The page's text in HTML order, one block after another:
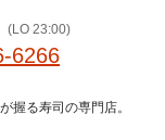
23:00)
6266
握る寿司の専門店。